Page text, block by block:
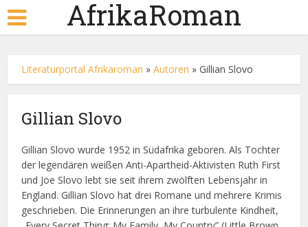
AfrikaRoman
Literaturportal Afrikaroman »Autoren »Gillian Slovo
Gillian Slovo
Gillian Slovo wurde 1952 in Südafrika geboren. Als Tochter
der legendären weißen Anti-Apartheid-Aktivisten Ruth First
und Joe Slovo lebt sie seit ihrem zwölften Lebensjahr in
England. Gillian Slovo hat drei Romane und mehrere Krimis
geschrieben. Die Erinnerungen an ihre turbulente Kindheit,